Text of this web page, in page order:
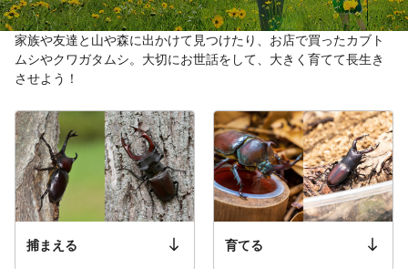
家族や友達と山や森に出かけて見つけたり、お店で買ったカブト
ムシやクワガタムシ。大切にお世話をして、大きく育てて長生き
させよう！
捕まえる 育てる